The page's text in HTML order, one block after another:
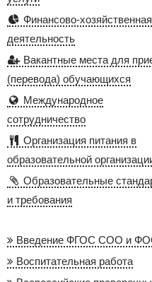
Финансово-хозяйственная
деятельность
Вакантные места для
(перевода) обучающихся
Международное
сотрудничество
Организация питания в
образовательной
Образовательные
и требования
Введение ФГОС СОО и
Воспитательная работа